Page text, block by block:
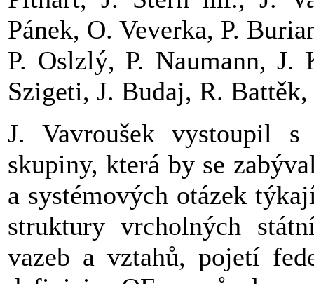
Pánek, O. Veverka, P.
P. Oslzlý, P. Naumann,
Szigeti, J. Budaj, R.
J. Vavroušek vystoupil
skupiny, která by se
a systémových otázek
struktury vrcholných
vazeb a vztahů, pojetí